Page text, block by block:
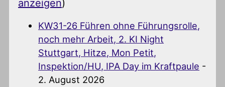
anzeigen)
KW31-26 Führen ohne Führungsrolle,
noch mehr Arbeit, 2. KI Night
Stuttgart, Hitze, Mon Petit,
Inspektion/HU, IPA Day im Kraftpaule -
2. August 2026